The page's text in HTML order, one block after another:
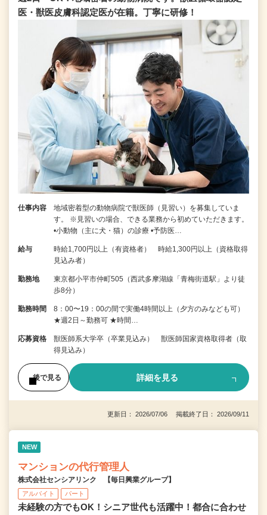
医・獣医皮膚科認定医が在籍。丁寧に研修！
仕事内容
地域密着型の動物病院で獣医師（見習い）を募集していま
す。 ※見習いの場合、できる業務から初めていただきます。
•小動物（主に犬・猫）の診療 •予防医…
給与
時給1,700円以上（有資格者） 時給1,300円以上（資格取得
見込み者）
勤務地
東京都小平市仲町505（西武多摩湖線「青梅街道駅」より徒
歩8分）
勤務時間
8：00〜19：00の間で実働4時間以上（夕方のみなども可）
★週2日～勤務可 ★時間…
応募資格
獣医師系大学卒（卒業見込み） 獣医師国家資格取得者（取
得見込み）
後で見る 詳細を見る
更新日： 2026/07/06 掲載終了日： 2026/09/11
NEW
マンションの代行管理人
株式会社センシアリンク 【毎日興業グループ】
アルバイト パート
未経験の方でもOK！シニア世代も活躍中！都合に合わせ